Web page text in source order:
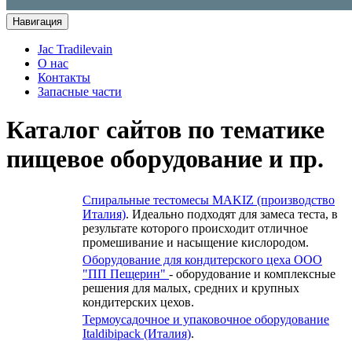
Навигация
Jac Tradilevain
О нас
Контакты
Запасные части
Каталог сайтов по тематике
пищевое оборудование и пр.
Спиральные тестомесы MAKIZ (производство
Италия). Идеально подходят для замеса теста, в
результате которого происходит отличное
промешивание и насыщение кислородом.
Оборудование для кондитерского цеха ООО
"ПП Пещерин" - оборудование и комплексные
решения для малых, средних и крупных
кондитерских цехов.
Термоусадочное и упаковочное оборудование
Italdibipack (Италия).